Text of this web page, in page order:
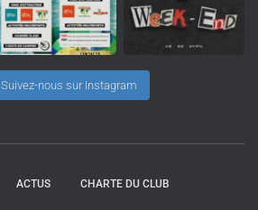
Suivez-nous sur Instagram
ACTUS CHARTE DU CLUB